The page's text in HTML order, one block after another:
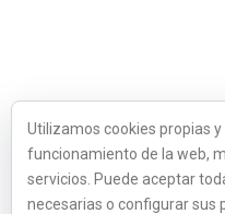
Utilizamos cookies propias
funcionamiento de la web,
servicios. Puede aceptar
necesarias o configurar sus